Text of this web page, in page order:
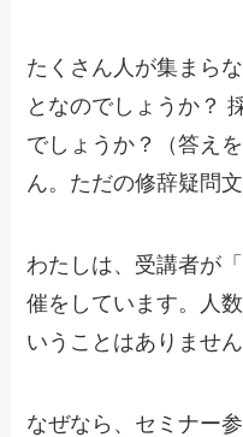
たくさん人が集まら
となのでしょうか？
でしょうか？（答え
ん。ただの修辞疑問文
わたしは、受講者が
催をしています。人
いうことはありません
なぜなら、セミナー